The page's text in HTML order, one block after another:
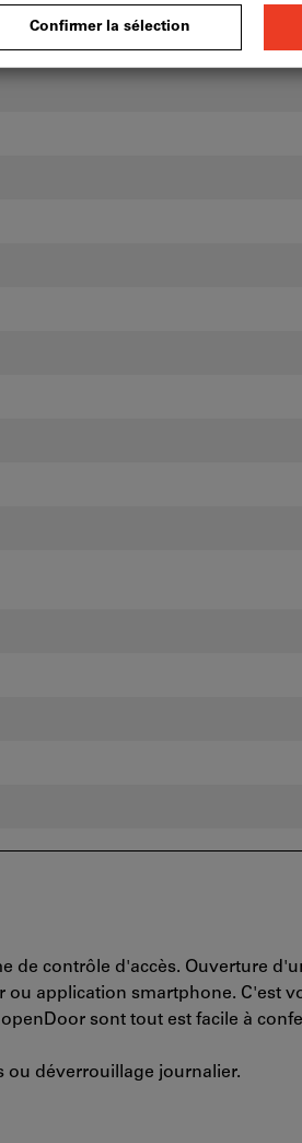
de contrôle d'accès. Ouverture
ou application smartphone. C'est
sont tout est facile à
ou déverrouillage journalier.